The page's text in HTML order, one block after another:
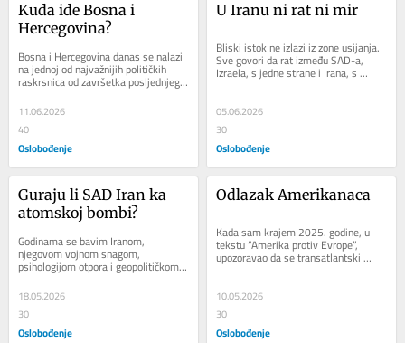
Kuda ide Bosna i
Hercegovina?
Bosna i Hercegovina danas se nalazi
na jednoj od najvažnijih političkih
raskrsnica od završetka posljednjeg
rata. Na prvi pogled, spor koji je...
11.06.2026
40
Oslobođenje
U Iranu ni rat ni mir
Bliski istok ne izlazi iz zone usijanja.
Sve govori da rat između SAD-a,
Izraela, s jedne strane i Irana, s
druge, nije završen, nego je samo...
05.06.2026
30
Oslobođenje
Guraju li SAD Iran ka
atomskoj bombi?
Godinama se bavim Iranom,
njegovom vojnom snagom,
psihologijom otpora i geopolitičkom
pozicijom u svijetu u kojem pravila
očigledno nisu jednaka za...
18.05.2026
30
Oslobođenje
Odlazak Amerikanaca
Kada sam krajem 2025. godine, u
tekstu “Amerika protiv Evrope”,
upozoravao da se transatlantski
savez nalazi pred istorijskim lomom,
10.05.2026
30
Oslobođenje